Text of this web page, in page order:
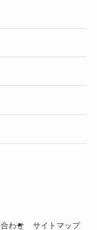
わせ サイトマップ